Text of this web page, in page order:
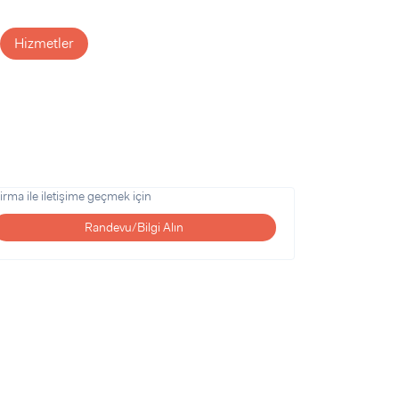
Hizmetler
ile iletişime geçmek için
Randevu/Bilgi Alın